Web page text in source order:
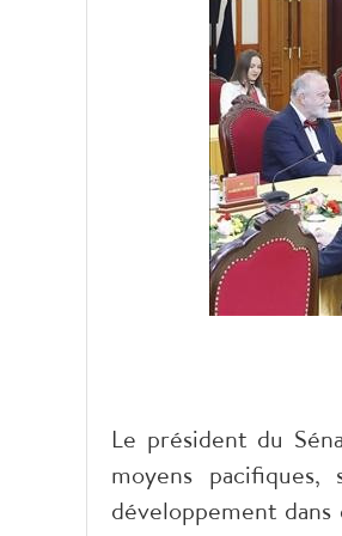
Le président du
moyens
développement